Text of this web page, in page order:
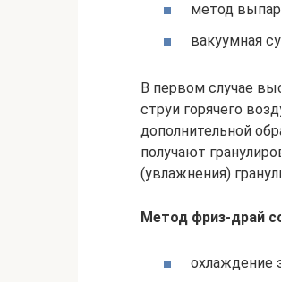
метод
вакуумная
В первом случае
струи горячего
дополнительной
получают
(увлажнения)
Метод фриз-драй
охлаждение